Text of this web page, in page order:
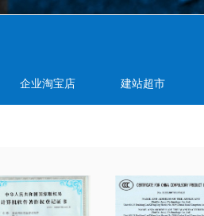
企业淘宝店 建站超市